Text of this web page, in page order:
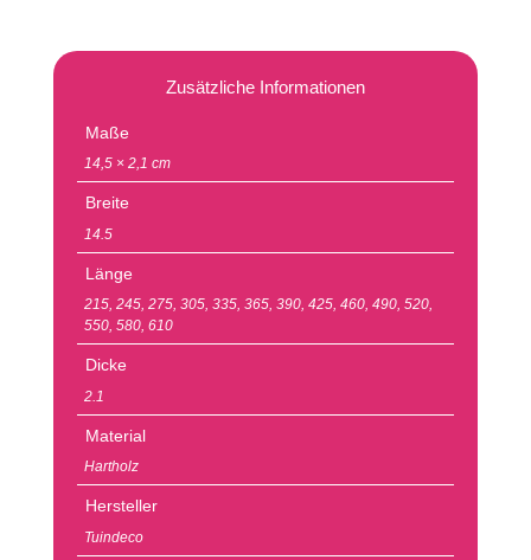
Zusätzliche Informationen
Maße
14,5 × 2,1 cm
Breite
14.5
Länge
215, 245, 275, 305, 335, 365, 390, 425, 460, 490, 520,
550, 580, 610
Dicke
2.1
Material
Hartholz
Hersteller
Tuindeco